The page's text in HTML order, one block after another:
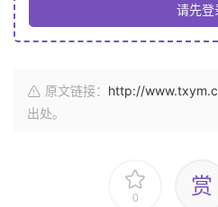
请先登
原文链接： http://
出处。
0 赏